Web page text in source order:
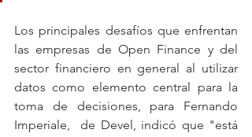
Los principales desafíos que enfrentan
las empresas de Open Finance y del
sector financiero en general al utilizar
datos como elemento central para la
toma de decisiones, para Fernando
Imperiale,  de Devel, indicó que "está